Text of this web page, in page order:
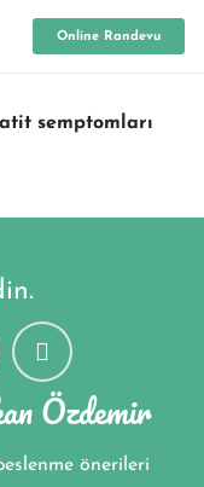
Online Randevu
semptomları
Özdemir
önerileri